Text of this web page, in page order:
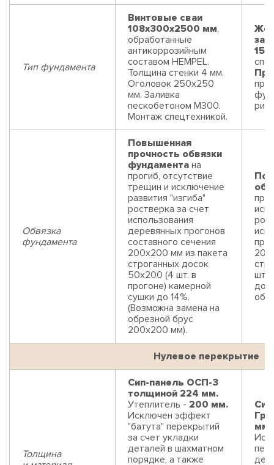
Тип фундамента
Винтовые сваи
108x300x2500 мм,
обработанные
антикоррозийным
составом HEMPEL.
Толщина стенки 4 мм.
Оголовок 250х250
мм. Заливка
пескобетоном М300.
Монтаж спецтехникой.
Обвязка
фундамента
Повышенная
прочность обвязки
фундамента на
прогиб, отсутствие
трещин и исключение
развития "изгиба"
ростверка за счет
использования
деревянных прогонов
составного сечения
200х200 мм из пакета
строганных досок
50х200 (4 шт. в
прогоне) камерной
сушки до 14%.
(Возможна замена на
обрезной брус
200х200 мм).
шт.
до
Нулевое перекрытие
Толщина
Сип-панель ОСП-3
толщиной 224 мм.
Утеплитель - 200 мм.
Исключен эффект
"батута" перекрытий
за счет укладки
деталей в шахматном
порядке, а также
мм.